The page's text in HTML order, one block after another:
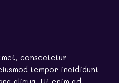
consectetur
tempor incididunt